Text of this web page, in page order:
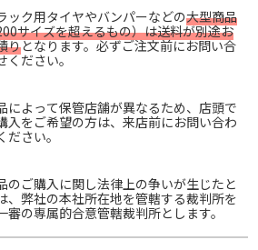
ック用タイヤやバンパーなどの大型商品
サイズを超えるもの）は送料が別途お
りとなります。必ずご注文前にお問い合
ください。
によって保管店舗が異なるため、店頭で
入をご希望の方は、来店前にお問い合わ
ださい。
のご購入に関し法律上の争いが生じたと
、弊社の本社所在地を管轄する裁判所を
審の専属的合意管轄裁判所とします。